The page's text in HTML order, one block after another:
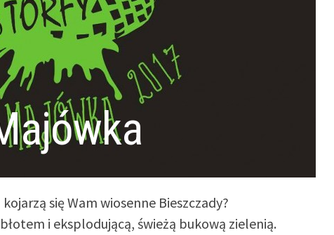
kojarzą się Wam wiosenne Bieszczady?
i eksplodującą, świeżą bukową zielenią.